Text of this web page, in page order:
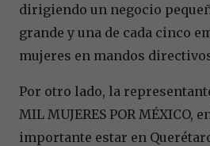
dirigiendo un negocio
grande y una de cada cinco
mujeres en mandos
Por otro lado, la
MIL MUJERES POR MÉXICO,
importante estar en